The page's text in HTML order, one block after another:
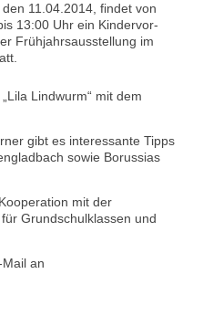
11.04.2014, findet von
13:00 Uhr ein Kindervor­
Frühjahrsausstellung im
Lindwurm“ mit dem
gibt es interessante Tipps
sowie Borussias
mit der
Grundschulklassen und
an